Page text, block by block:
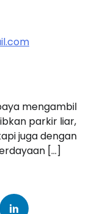
mengambil
parkir liar,
juga dengan
[…]